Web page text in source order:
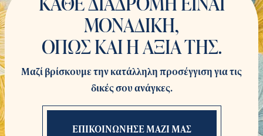
ΜΟΝΑΔΙΚΗ,
ΟΠΩΣ ΚΑΙ Η ΑΞΙΑ ΤΗΣ.
Μαζί βρίσκουμε την κατάλληλη προσέγγιση για τις
δικές σου ανάγκες.
ΕΠΙΚΟΙΝΩΝΗΣΕ ΜΑΖΙ ΜΑΣ